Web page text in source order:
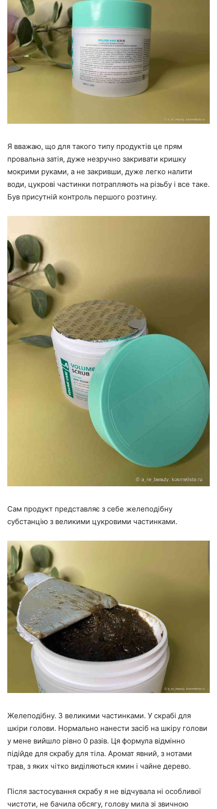
Я вважаю, що для такого типу продуктів це прям
провальна затія, дуже незручно закривати кришку
мокрими руками, а не закривши, дуже легко налити
води, цукрові частинки потрапляють на різьбу і все таке.
Був присутній контроль першого розтину.
Сам продукт представляє з себе желеподібну
субстанцію з великими цукровими частинками.
Желеподібну. З великими частинками. У скрабі для
шкіри голови. Нормально нанести засіб на шкіру голови
у мене вийшло рівно 0 разів. Ця формула відмінно
підійде для скрабу для тіла. Аромат явний, з нотами
трав, з яких чітко виділяються кмин і чайне дерево.
Після застосування скрабу я не відчувала ні особливої
чистоти, не бачила обсягу, голову мила зі звичною